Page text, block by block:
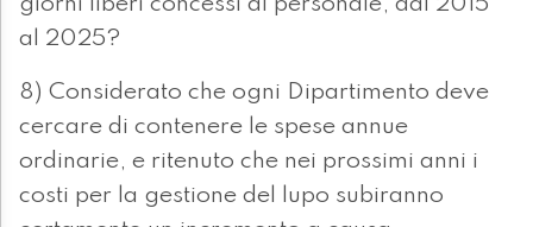
giorni liberi concessi al personale, dal 2015
al 2025?
8) Considerato che ogni Dipartimento deve
cercare di contenere le spese annue
ordinarie, e ritenuto che nei prossimi anni i
costi per la gestione del lupo subiranno